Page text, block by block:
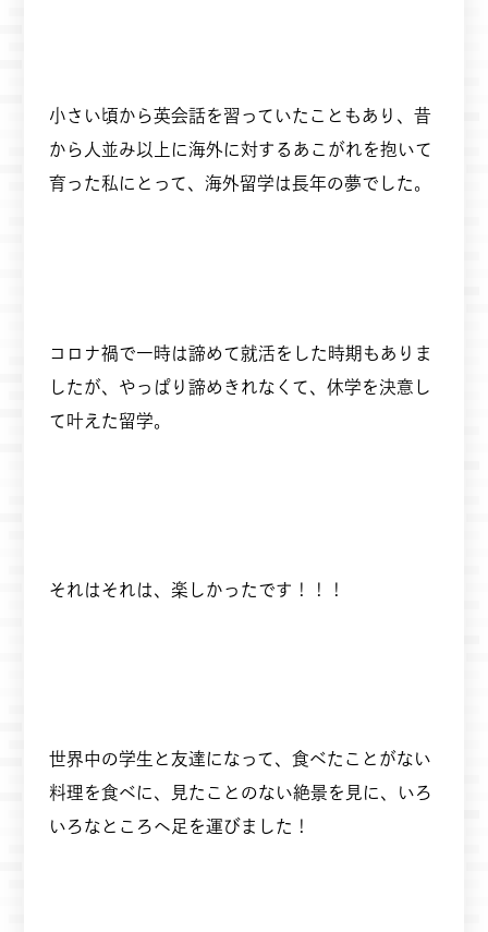
小さい頃から英会話を習っていたこともあり、昔
から人並み以上に海外に対するあこがれを抱いて
育った私にとって、海外留学は長年の夢でした。
コロナ禍で一時は諦めて就活をした時期もありま
したが、やっぱり諦めきれなくて、休学を決意し
て叶えた留学。
それはそれは、楽しかったです！！！
世界中の学生と友達になって、食べたことがない
料理を食べに、見たことのない絶景を見に、いろ
いろなところへ足を運びました！